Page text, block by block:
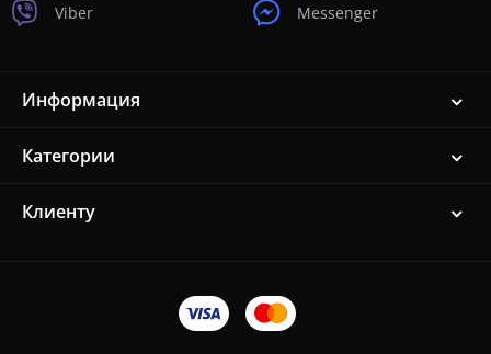
Viber Messenger
Информация
Категории
Клиенту